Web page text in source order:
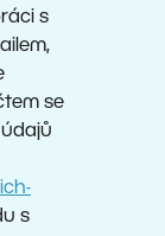
s
se
s